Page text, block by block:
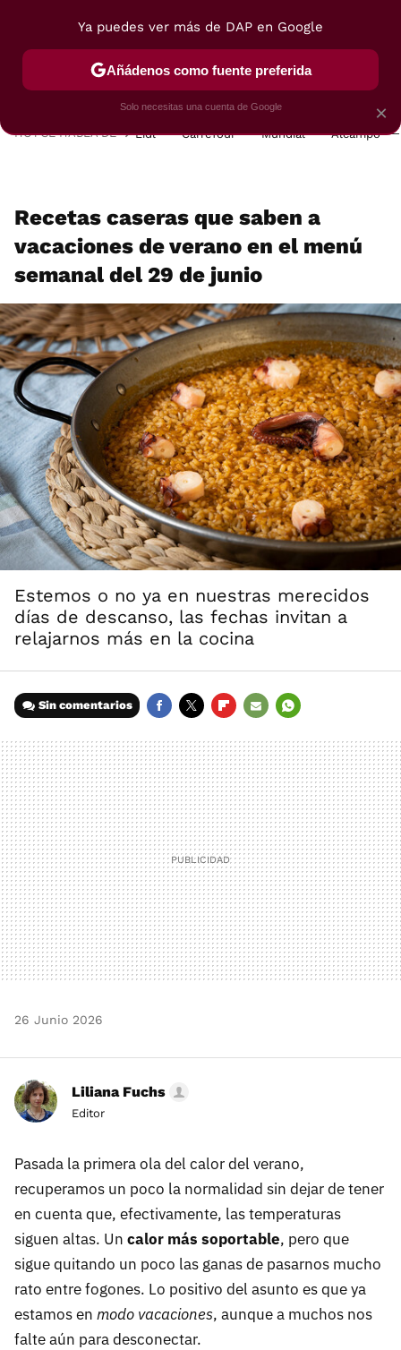
POSTRES VIAJES SELECCIÓN VEGUI
HOY SE HABLA DE Lidl Carrefour Mundial Alcampo
Recetas caseras que saben a
vacaciones de verano en el menú
semanal del 29 de junio
Estemos o no ya en nuestras merecidos
días de descanso, las fechas invitan a
relajarnos más en la cocina
Sin comentarios
MAIL
26 Junio 2026
Liliana Fuchs
Editor
Pasada la primera ola del calor del verano,
recuperamos un poco la normalidad sin dejar de tener
en cuenta que, efectivamente, las temperaturas
siguen altas. Un calor más soportable, pero que
sigue quitando un poco las ganas de pasarnos mucho
rato entre fogones. Lo positivo del asunto es que ya
estamos en modo vacaciones, aunque a muchos nos
falte aún para desconectar.
×
Ya puedes ver más de DAP en Google
Añádenos como fuente preferida
Solo necesitas una cuenta de Google